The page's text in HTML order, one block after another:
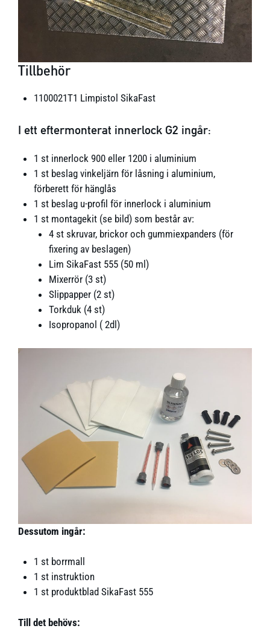
Tillbehör
1100021T1 Limpistol SikaFast
I ett eftermonterat innerlock G2 ingår:
1 st innerlock 900 eller 1200 i aluminium
1 st beslag vinkeljärn för låsning i aluminium,
förberett för hänglås
1 st beslag u-profil för innerlock i aluminium
1 st montagekit (se bild) som består av:
4 st skruvar, brickor och gummiexpanders (för
fixering av beslagen)
Lim SikaFast 555 (50 ml)
Mixerrör (3 st)
Slippapper (2 st)
Torkduk (4 st)
Isopropanol ( 2dl)
Dessutom ingår:
1 st borrmall
1 st instruktion
1 st produktblad SikaFast 555
Till det behövs: